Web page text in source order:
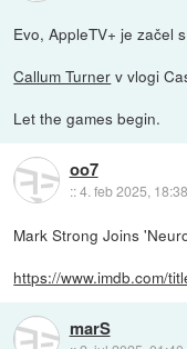
Evo, AppleTV+ je začel
Callum Turner v vlogi
Let the games begin.
oo7
::4. feb 2025, 18:38
Mark Strong Joins
https://www.imdb.com/
marS